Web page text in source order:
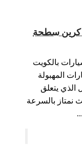
/ ونش كرين سطحة
بالكويت
المهبولة
الذي يتعلق
نمتاز بالسرعة